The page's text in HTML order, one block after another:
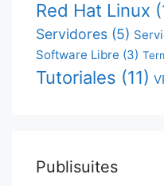
Red Hat Linux
Servidores (5)
Software Libre (3)
Tutoriales (11)
Publisuites